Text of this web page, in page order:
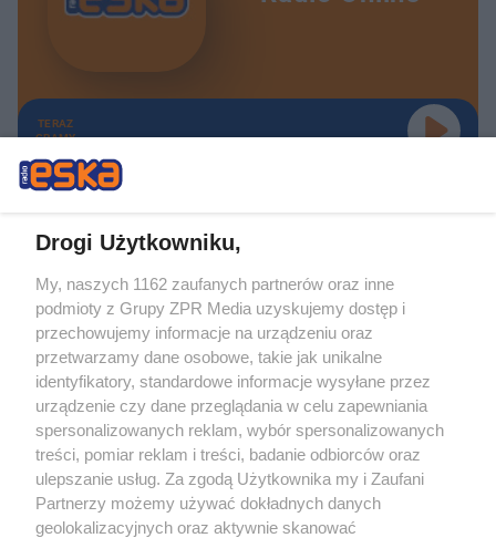
TERAZ
GRAMY
Żaden utwór zamieszczony w serwisie nie może być powielany i
rozpowszechniany lub dalej rozpowszechniany w jakikolwiek sposób (w
tym także elektroniczny lub mechaniczny) na jakimkolwiek polu
eksploatacji w jakiejkolwiek formie, włącznie z umieszczaniem w Internecie
bez pisemnej zgody właściciela praw. Jakiekolwiek użycie lub
wykorzystanie utworów w całości lub w części z naruszeniem prawa, tzn.
bez właściwej zgody, jest zabronione pod groźbą kary i może być ścigane
prawnie.
Drogi Użytkowniku,
My, naszych 1162 zaufanych partnerów oraz inne
podmioty z Grupy ZPR Media uzyskujemy dostęp i
przechowujemy informacje na urządzeniu oraz
przetwarzamy dane osobowe, takie jak unikalne
identyfikatory, standardowe informacje wysyłane przez
urządzenie czy dane przeglądania w celu zapewniania
spersonalizowanych reklam, wybór spersonalizowanych
treści, pomiar reklam i treści, badanie odbiorców oraz
ulepszanie usług. Za zgodą Użytkownika my i Zaufani
Partnerzy możemy używać dokładnych danych
geolokalizacyjnych oraz aktywnie skanować